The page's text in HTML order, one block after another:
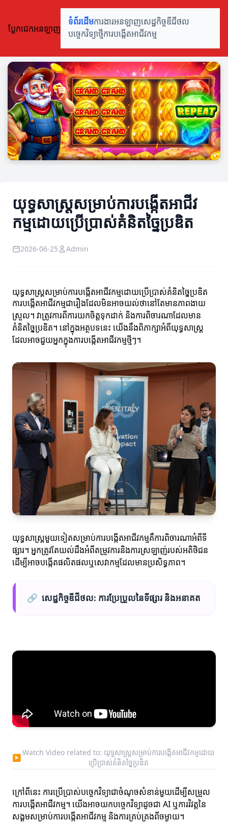
ប្លែកជេកអនឡាញ
ទំព័រដើមការងារអនឡាញសេដ្ឋកិច្ចឌីជីថល
បច្ចេកវិទ្យាថ្មីការបង្កើតអាជីវកម្ម
យុទ្ធសាស្ត្រសម្រាប់ការបង្កើតអាជីវ
កម្មដោយប្រើប្រាស់គំនិតច្នៃប្រឌិត
2026-06-25 Admin
យុទ្ធសាស្ត្រសម្រាប់ការបង្កើតអាជីវកម្មដោយប្រើប្រាស់គំនិតច្នៃប្រឌិត
ការបង្កើតអាជីវកម្មជារឿងដែលមិនអាចយល់ថានៅតែមានភាពងាយ
ស្រួល។ វាត្រូវការពីការយកចិត្តទុកដាក់ និងការពិចារណាដែលមាន
គំនិតច្នៃប្រឌិត។ នៅក្នុងអត្ថបទនេះ យើងនឹងពិភាក្សាអំពីយុទ្ធសាស្ត្រ
ដែលអាចជួយអ្នកក្នុងការបង្កើតអាជីវកម្មថ្មីៗ។
យុទ្ធសាស្ត្រមួយទៀតសម្រាប់ការបង្កើតអាជីវកម្មគឺការពិចារណាអំពីទី
ផ្សារ។ អ្នកត្រូវតែយល់ដឹងអំពីតម្រូវការនិងការស្រឡាញ់របស់អតិថិជន
ដើម្បីអាចបង្កើតផលិតផលឬសេវាកម្មដែលមានប្រសិទ្ធភាព។
🔗 សេដ្ឋកិច្ចឌីជីថល: ការប្រែប្រួលនៃទីផ្សារ និងអនាគត
▶
Watch Video related to: យុទ្ធសាស្ត្រសម្រាប់ការបង្កើតអាជីវកម្មដោយ
ប្រើប្រាស់គំនិតច្នៃប្រឌិត
ក្រៅពីនេះ ការប្រើប្រាស់បច្ចេកវិទ្យាជាចំណុចសំខាន់មួយដើម្បីសម្រួល
ការបង្កើតអាជីវកម្ម។ យើងអាចយកបច្ចេកវិទ្យាដូចជា AI ឬការវិវត្តនៃ
សង្គមសម្រាប់ការបង្កើតអាជីវកម្ម និងការគ្រប់គ្រងពីចម្ងាយ។